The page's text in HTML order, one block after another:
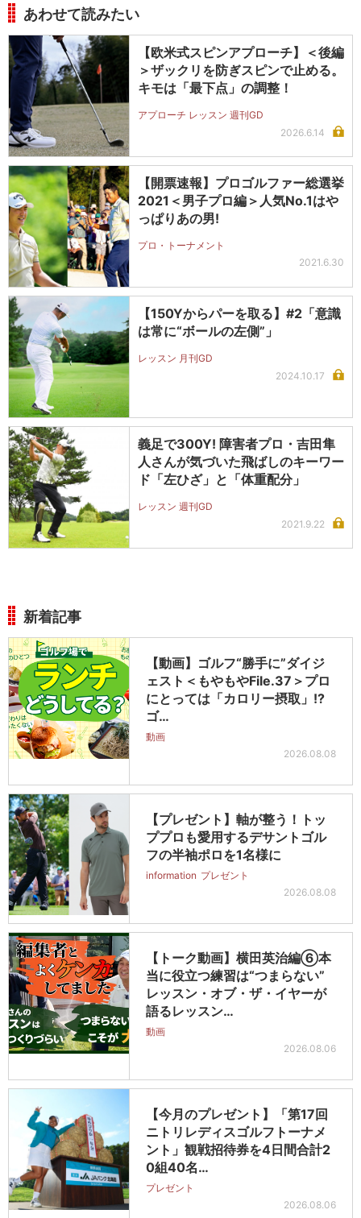
あわせて読みたい
【欧米式スピンアプローチ】＜後編
＞ザックリを防ぎスピンで止める。
キモは「最下点」の調整！
アプローチ レッスン 週刊GD
2026.6.14
【開票速報】プロゴルファー総選挙
2021＜男子プロ編＞人気No.1はや
っぱりあの男!
プロ・トーナメント
2021.6.30
【150Yからパーを取る】#2「意識
は常に“ボールの左側”」
レッスン 月刊GD
2024.10.17
義足で300Y! 障害者プロ・吉田隼
人さんが気づいた飛ばしのキーワー
ド「左ひざ」と「体重配分」
レッスン 週刊GD
2021.9.22
新着記事
【動画】ゴルフ“勝手に”ダイジ
ェスト＜もやもやFile.37＞プロ
にとっては「カロリー摂取」!?
ゴ…
動画
2026.08.08
【プレゼント】軸が整う！トッ
ププロも愛用するデサントゴル
フの半袖ポロを1名様に
information プレゼント
2026.08.08
【トーク動画】横田英治編⑥本
当に役立つ練習は“つまらない”
レッスン・オブ・ザ・イヤーが
語るレッスン…
動画
2026.08.06
【今月のプレゼント】「第17回
ニトリレディスゴルフトーナメ
ント」観戦招待券を4日間合計2
0組40名…
プレゼント
2026.08.06